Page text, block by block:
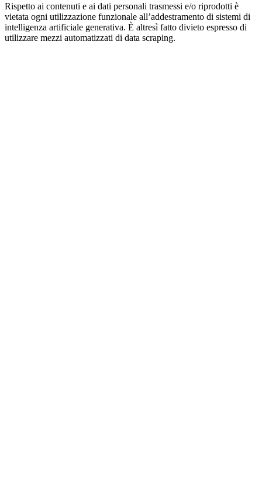
Rispetto ai contenuti e ai dati personali trasmessi e/o riprodotti è
vietata ogni utilizzazione funzionale all’addestramento di sistemi di
intelligenza artificiale generativa. È altresì fatto divieto espresso di
utilizzare mezzi automatizzati di data scraping.